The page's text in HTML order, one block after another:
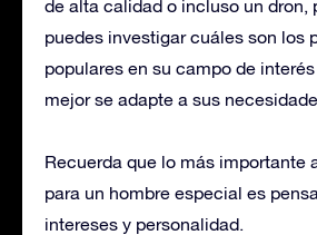
de alta calidad o incluso un dron,
puedes investigar cuáles son los
populares en su campo de
mejor se adapte a sus
Recuerda que lo más importante
para un hombre especial es
intereses y personalidad.